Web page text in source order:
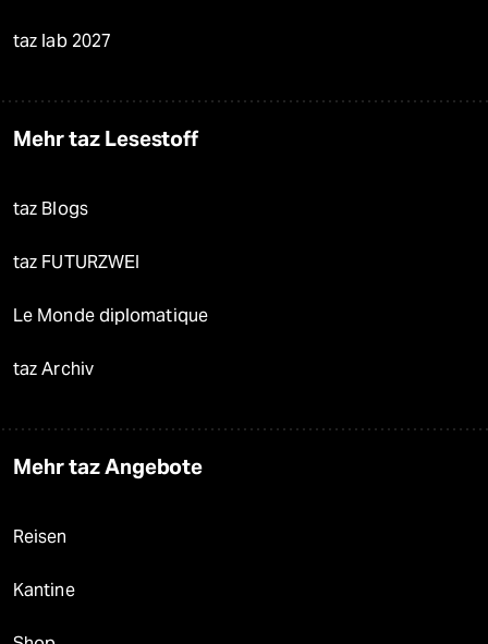
taz lab 2027
Mehr taz Lesestoff
taz Blogs
taz FUTURZWEI
Le Monde diplomatique
taz Archiv
Mehr taz Angebote
Reisen
Kantine